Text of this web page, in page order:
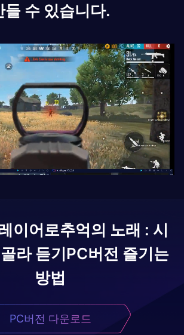
들 수 있습니다.
이어로추억의 노래 : 시
라 듣기PC버전 즐기는
방법
PC버전 다운로드